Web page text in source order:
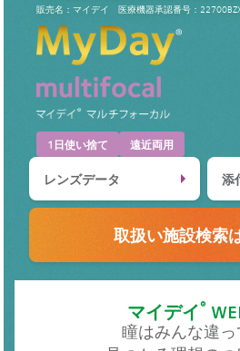
販売名：マイデイ 医療機器承認番号：
1日使い捨て 遠近両用
レンズデータ 添
取扱い施設検索
マイデイ®
瞳はみんな違っ